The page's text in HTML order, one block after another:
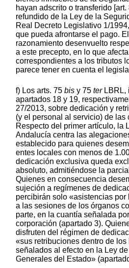
hayan adscrito o transferido
refundido de la Ley de la
Real Decreto Legislativo 1/
que pueda afrontarse el pago.
razonamiento desenvuelto
a este precepto, en lo que
correspondientes a los tributos
parece tener en cuenta el
f) Los arts. 75 bis y 75 ter LBRL,
apartados 18 y 19,
27/2013, sobre dedicación y
(y el personal al servicio) de las
Respecto del primer artículo, la
Andalucía centra las
establecido para quienes
entes locales con menos de
dedicación exclusiva queda
absoluto, admitiéndose la
Quienes en consecuencia
sujeción a regímenes de
percibirán solo «asistencias por
a las sesiones de los órganos
parte, en la cuantía señalada
corporación (apartado 3).
disfruten del régimen de
«sus retribuciones dentro de
señalados al efecto en la Ley
Generales del Estado»